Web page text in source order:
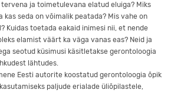
ja toimetulevana elatud eluiga? Miks
kas seda on võimalik peatada? Mis vahe on
Kuidas toetada eakaid inimesi nii, et nende
elamist väärt ka väga vanas eas? Neid ja
seotud küsimusi käsitletakse gerontoloogia
lähtudes.
Eesti autorite koostatud gerontoloogia õpik
paljude erialade üliõpilastele,